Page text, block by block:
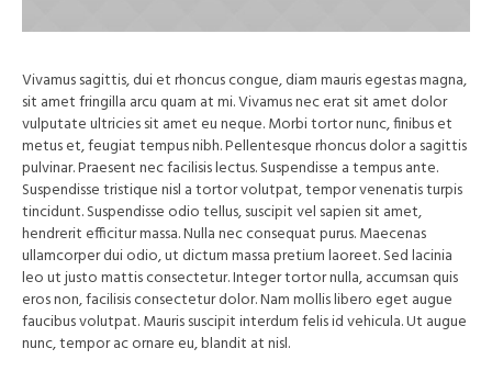
Vivamus sagittis, dui et rhoncus congue, diam mauris egestas magna,
sit amet fringilla arcu quam at mi. Vivamus nec erat sit amet dolor
vulputate ultricies sit amet eu neque. Morbi tortor nunc, finibus et
metus et, feugiat tempus nibh. Pellentesque rhoncus dolor a sagittis
pulvinar. Praesent nec facilisis lectus. Suspendisse a tempus ante.
Suspendisse tristique nisl a tortor volutpat, tempor venenatis turpis
tincidunt. Suspendisse odio tellus, suscipit vel sapien sit amet,
hendrerit efficitur massa. Nulla nec consequat purus. Maecenas
ullamcorper dui odio, ut dictum massa pretium laoreet. Sed lacinia
leo ut justo mattis consectetur. Integer tortor nulla, accumsan quis
eros non, facilisis consectetur dolor. Nam mollis libero eget augue
faucibus volutpat. Mauris suscipit interdum felis id vehicula. Ut augue
nunc, tempor ac ornare eu, blandit at nisl.